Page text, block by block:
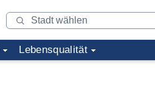
Lebensqualität